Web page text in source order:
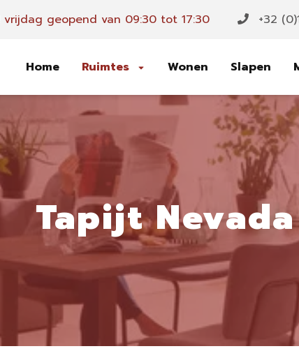
vrijdag geopend van 09:30 tot 17:30 +32
Home Ruimtes Wonen Slapen
Tapijt Nevada